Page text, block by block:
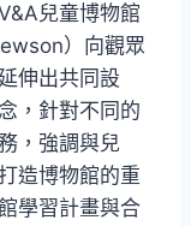
兒童博物館
）向觀眾
伸出共同設
，針對不同的
，強調與兒
造博物館的重
學習計畫與合